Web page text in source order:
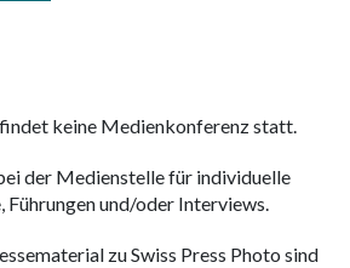
keine Medienkonferenz statt.
der Medienstelle für individuelle
und/oder Interviews.
zu Swiss Press Photo sind